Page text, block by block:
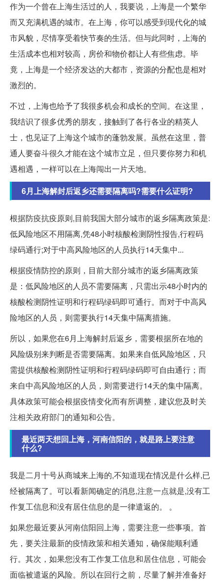
作为一个曾在上海生活过的人，我要说，上海是一个繁华
而又充满机遇的城市。在上海，你可以感受到现代化的城
市风貌，尽情享受着快节奏的生活。但与此同时，上海的
生活成本也相对较高，房价和物价都让人有些焦虑。毕
竟，上海是一个经济发达的大都市，资源的分配也是相对
激烈的。
不过，上海也给予了我很多机会和成长的空间。在这里，
我结识了很多优秀的朋友，接触到了各行各业的精英人
士，也见证了上海这个城市的蓬勃发展。虽然在这里，普
通人要奋斗很久才能在这个城市立足，但只要你努力和机
遇相遇，一样可以在上海闯出一片天地。
6月上海解封后返乡还需要隔离吗?需要什么证明?
根据防疫抗疫原则,目前我国大部分城市的返乡隔离政策是:
低风险地区不用隔离,凭48小时核酸检测阴性报告,行程码
绿码通行;对于中高风险地区的人员执行14天集中...
根据疫情防控的原则，目前大部分城市的返乡隔离政策
是：低风险地区的人员不需要隔离，只需出示48小时内的
核酸检测阴性证明和行程码绿码即可通行。而对于中高风
险地区的人员，则需要执行14天集中隔离措施。
所以，如果您在6月上海解封后返乡，需要根据所在地的
风险级别来判断是否需要隔离。如果来自低风险地区，只
需提供核酸检测阴性证明和行程码绿码即可自由通行；而
来自中高风险地区的人员，则需要进行14天的集中隔离。
具体政策可能会根据疫情变化而有所调整，建议您及时关
注相关政府部门的通知和公告。
最近两天想回上海，河南信阳的，就是路上要注意
什么?
我是二月十号从商城来上海的,不知道现在情况是什么样,已
经被隔离了。可以看新闻确定的消息,注意一点就是,没有工
作复工信息和没有居住信息的是一律遣返的。 。
如果您最近要从河南信阳回上海，需要注意一些事项。首
先，要关注最新的疫情政策和相关通知，确保能顺利通
行。其次，如果您没有工作复工信息和居住信息，可能会
面临被遣返的风险。所以在回行之前，尽量了解并准备好